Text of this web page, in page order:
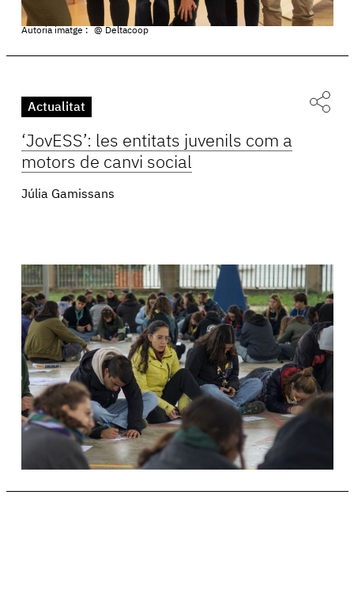
Autoria imatge : @ Deltacoop
Actualitat
‘JovESS’: les entitats juvenils com a
motors de canvi social
Júlia Gamissans